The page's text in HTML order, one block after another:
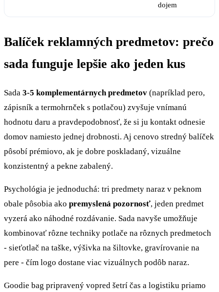
dojem
Balíček reklamných predmetov: prečo
sada funguje lepšie ako jeden kus
Sada 3-5 komplementárnych predmetov (napríklad pero,
zápisník a termohrnček s potlačou) zvyšuje vnímanú
hodnotu daru a pravdepodobnosť, že si ju kontakt odnesie
domov namiesto jednej drobnosti. Aj cenovo stredný balíček
pôsobí prémiovo, ak je dobre poskladaný, vizuálne
konzistentný a pekne zabalený.
Psychológia je jednoduchá: tri predmety naraz v peknom
obale pôsobia ako premyslená pozornosť, jeden predmet
vyzerá ako náhodné rozdávanie. Sada navyše umožňuje
kombinovať rôzne techniky potlače na rôznych predmetoch
- sieťotlač na taške, výšivka na šiltovke, gravírovanie na
pere - čím logo dostane viac vizuálnych podôb naraz.
Goodie bag pripravený vopred šetrí čas a logistiku priamo